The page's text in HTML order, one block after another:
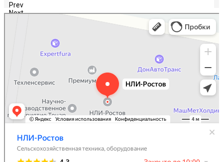
Prev
Next
НЛИ-Ростов
Сельскохозяйственная техника, оборудование в Ростове‑на‑Дону